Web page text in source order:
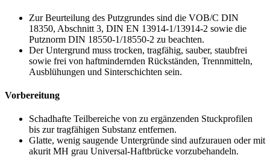
Zur Beurteilung des Putzgrundes sind die VOB/C DIN
18350, Abschnitt 3, DIN EN 13914-1/13914-2 sowie die
Putznorm DIN 18550-1/18550-2 zu beachten.
Der Untergrund muss trocken, tragfähig, sauber, staubfrei
sowie frei von haftmindernden Rückständen, Trennmitteln,
Ausblühungen und Sinterschichten sein.
Vorbereitung
Schadhafte Teilbereiche von zu ergänzenden Stuckprofilen
bis zur tragfähigen Substanz entfernen.
Glatte, wenig saugende Untergründe sind aufzurauen oder mit
akurit MH grau Universal-Haftbrücke vorzubehandeln.